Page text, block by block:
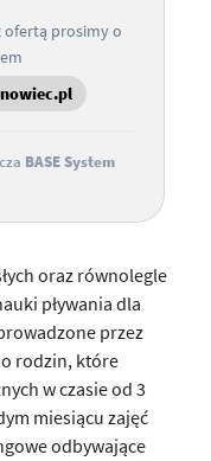
ofertą prosimy o
BASE System
oraz równolegle
pływania dla
przez
rodzin, które
w czasie od 3
miesiącu zajęć
odbywające